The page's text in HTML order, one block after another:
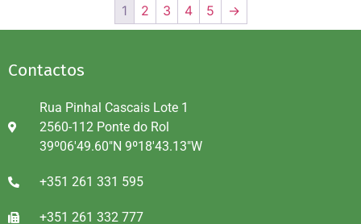
1 2 3 4 5 →
Contactos
Rua Pinhal Cascais Lote 1
2560-112 Ponte do Rol
39º06'49.60"N 9º18'43.13"W
+351 261 331 595
+351 261 332 777